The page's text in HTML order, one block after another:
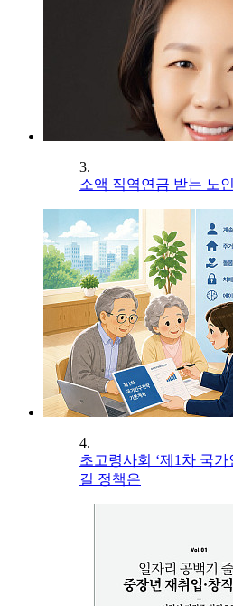
3.
소액 직역연금 받는 노
4.
초고령사회 ‘제1차 국
길 정책은